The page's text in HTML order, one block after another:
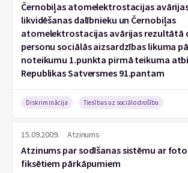
Černobiļas atomelektrostacijas
likvidēšanas dalībnieku un Černobiļas
atomelektrostacijas avārijas rezultātā
personu sociālās aizsardzības likuma
noteikumu 1.punkta pirmā teikuma
Republikas Satversmes 91.pantam
Diskriminācija Tiesības uz sociālo drošību
15.09.2009. Atzinums
Atzinums par sodīšanas sistēmu ar
fiksētiem pārkāpumiem